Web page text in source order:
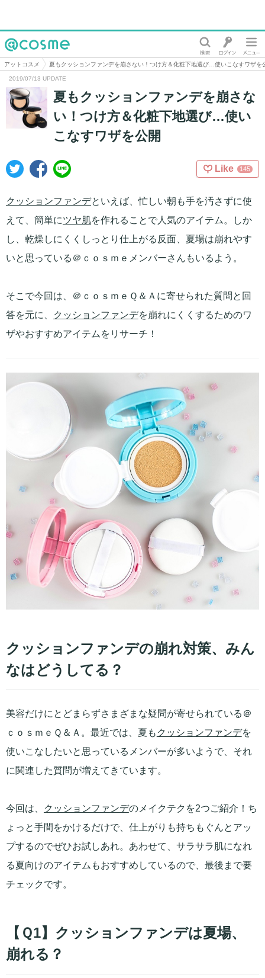
@cosme
アットコスメ 夏もクッションファンデを崩さない！つけ方＆化粧下地選び…使いこなすワザを
2019/07/13 UPDATE
夏もクッションファンデを崩さな
い！つけ方＆化粧下地選び…使い
こなすワザを公開
Like 145
クッションファンデといえば、忙しい朝も手を汚さずに使
えて、簡単にツヤ肌を作れることで人気のアイテム。しか
し、乾燥しにくくしっとり仕上がる反面、夏場は崩れやす
いと思っている＠ｃｏｓｍｅメンバーさんもいるよう。
そこで今回は、＠ｃｏｓｍｅＱ＆Ａに寄せられた質問と回
答を元に、
クッションファンデを崩れにくくするためのワ
ザやおすすめアイテムをリサーチ！
クッションファンデの崩れ対策、みん
なはどうしてる？
美容だけにとどまらずさまざまな疑問が寄せられている＠
ｃｏｓｍｅＱ＆Ａ。最近では、夏も クッションファンデを
使いこなしたいと思っているメンバーが多いようで、それ
に関連した質問が増えてきています。
今回は、 クッションファンデのメイクテクを2つご紹介！ち
ょっと手間をかけるだけで、仕上がりも持ちもぐんとアッ
プするのでぜひお試しあれ。あわせて、サラサラ肌になれ
る夏向けのアイテムもおすすめしているので、最後まで要
チェックです。
【Ｑ1】クッションファンデは夏場、
崩れる？